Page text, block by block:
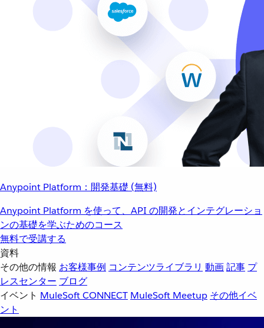
Anypoint Platform：開発基礎 (無料)
Anypoint Platform を使って、API の開発とインテグレーショ
ンの基礎を学ぶためのコース
無料で受講する
資料
その他の情報 お客様事例 コンテンツライブラリ 動画記事 プ
レスセンター ブログ
イベント MuleSoft CONNECT MuleSoft Meetup その他イベ
ント